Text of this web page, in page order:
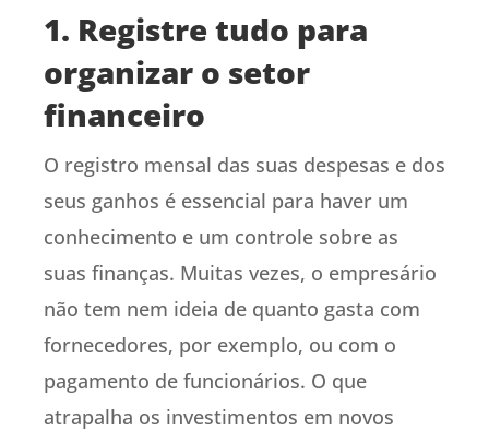
1. Registre tudo para
organizar o setor
financeiro
O registro mensal das suas despesas e dos
seus ganhos é essencial para haver um
conhecimento e um controle sobre as
suas finanças. Muitas vezes, o empresário
não tem nem ideia de quanto gasta com
fornecedores, por exemplo, ou com o
pagamento de funcionários. O que
atrapalha os investimentos em novos